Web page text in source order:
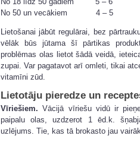
No 50 un vecākiem 4 – 5
Lietošanai jābūt regulārai, bez
vēlāk būs jūtama šī pārtikas
problēmas olas lietot šādā veidā,
zupai. Var pagatavot arī omleti, tikai
vitamīni zūd.
Lietotāju pieredze un
Vīriešiem. Vācijā vīriešu vidū ir
paipalu olas, uzdzerot 1 ēd.k.
uzlējums. Tie, kas tā brokasto jau